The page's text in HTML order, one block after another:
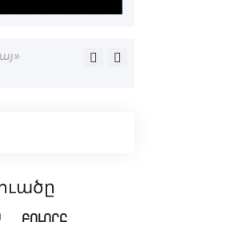
Հիւրմիւզէն մինչեւ
ԲՈԼՈՐԸ